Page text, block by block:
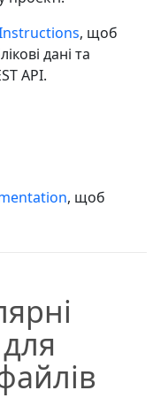
, щоб
дані та
API.
, щоб